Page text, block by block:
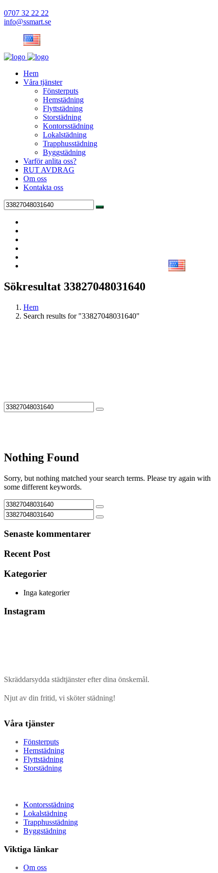
0707 32 22 22
info@ssmart.se
Hem
Våra tjänster
Fönsterputs
Hemstädning
Flyttstädning
Storstädning
Kontorsstädning
Lokalstädning
Trapphusstädning
Byggstädning
Varför anlita oss?
RUT AVDRAG
Om oss
Kontakta oss
Sökresultat 33827048031640
Hem
Search results for "33827048031640"
Nothing Found
Sorry, but nothing matched your search terms. Please try again with
some different keywords.
Senaste kommentarer
Recent Post
Kategorier
Inga kategorier
Instagram
Skräddarsydda städtjänster efter dina önskemål.
Njut av din fritid, vi sköter städning!
Våra tjänster
Fönsterputs
Hemstädning
Flyttstädning
Storstädning
Kontorsstädning
Lokalstädning
Trapphusstädning
Byggstädning
Viktiga länkar
Om oss